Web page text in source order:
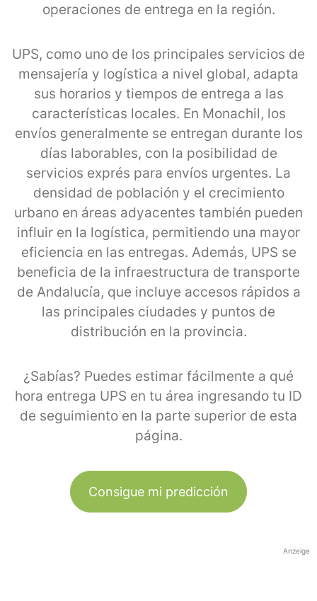
operaciones de entrega en la región.
UPS, como uno de los principales servicios de
mensajería y logística a nivel global, adapta
sus horarios y tiempos de entrega a las
características locales. En Monachil, los
envíos generalmente se entregan durante los
días laborables, con la posibilidad de
servicios exprés para envíos urgentes. La
densidad de población y el crecimiento
urbano en áreas adyacentes también pueden
influir en la logística, permitiendo una mayor
eficiencia en las entregas. Además, UPS se
beneficia de la infraestructura de transporte
de Andalucía, que incluye accesos rápidos a
las principales ciudades y puntos de
distribución en la provincia.
¿Sabías? Puedes estimar fácilmente a qué
hora entrega UPS en tu área ingresando tu ID
de seguimiento en la parte superior de esta
página.
Consigue mi predicción
Anzeige